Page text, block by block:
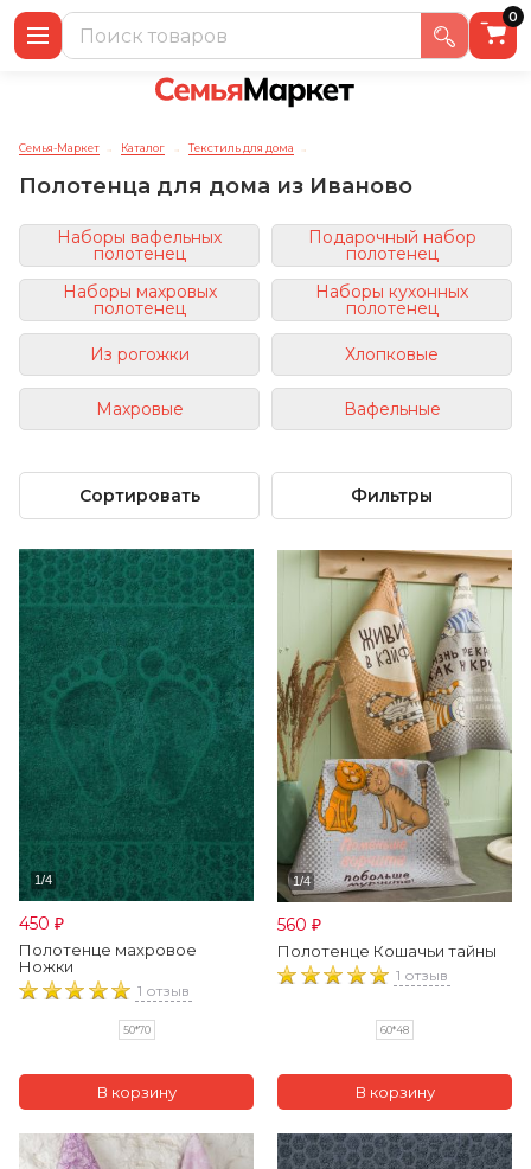
0
Семья-Маркет → Каталог → Текстиль для дома →
Полотенца для дома из Иваново
Наборы вафельных
полотенец
Подарочный набор
полотенец
Наборы махровых
полотенец
Наборы кухонных
полотенец
Из рогожки Хлопковые
Махровые Вафельные
Сортировать Фильтры
450 ₽
Полотенце махровое
Ножки
1 отзыв
50*70
560 ₽
Полотенце Кошачьи тайны
1 отзыв
60*48